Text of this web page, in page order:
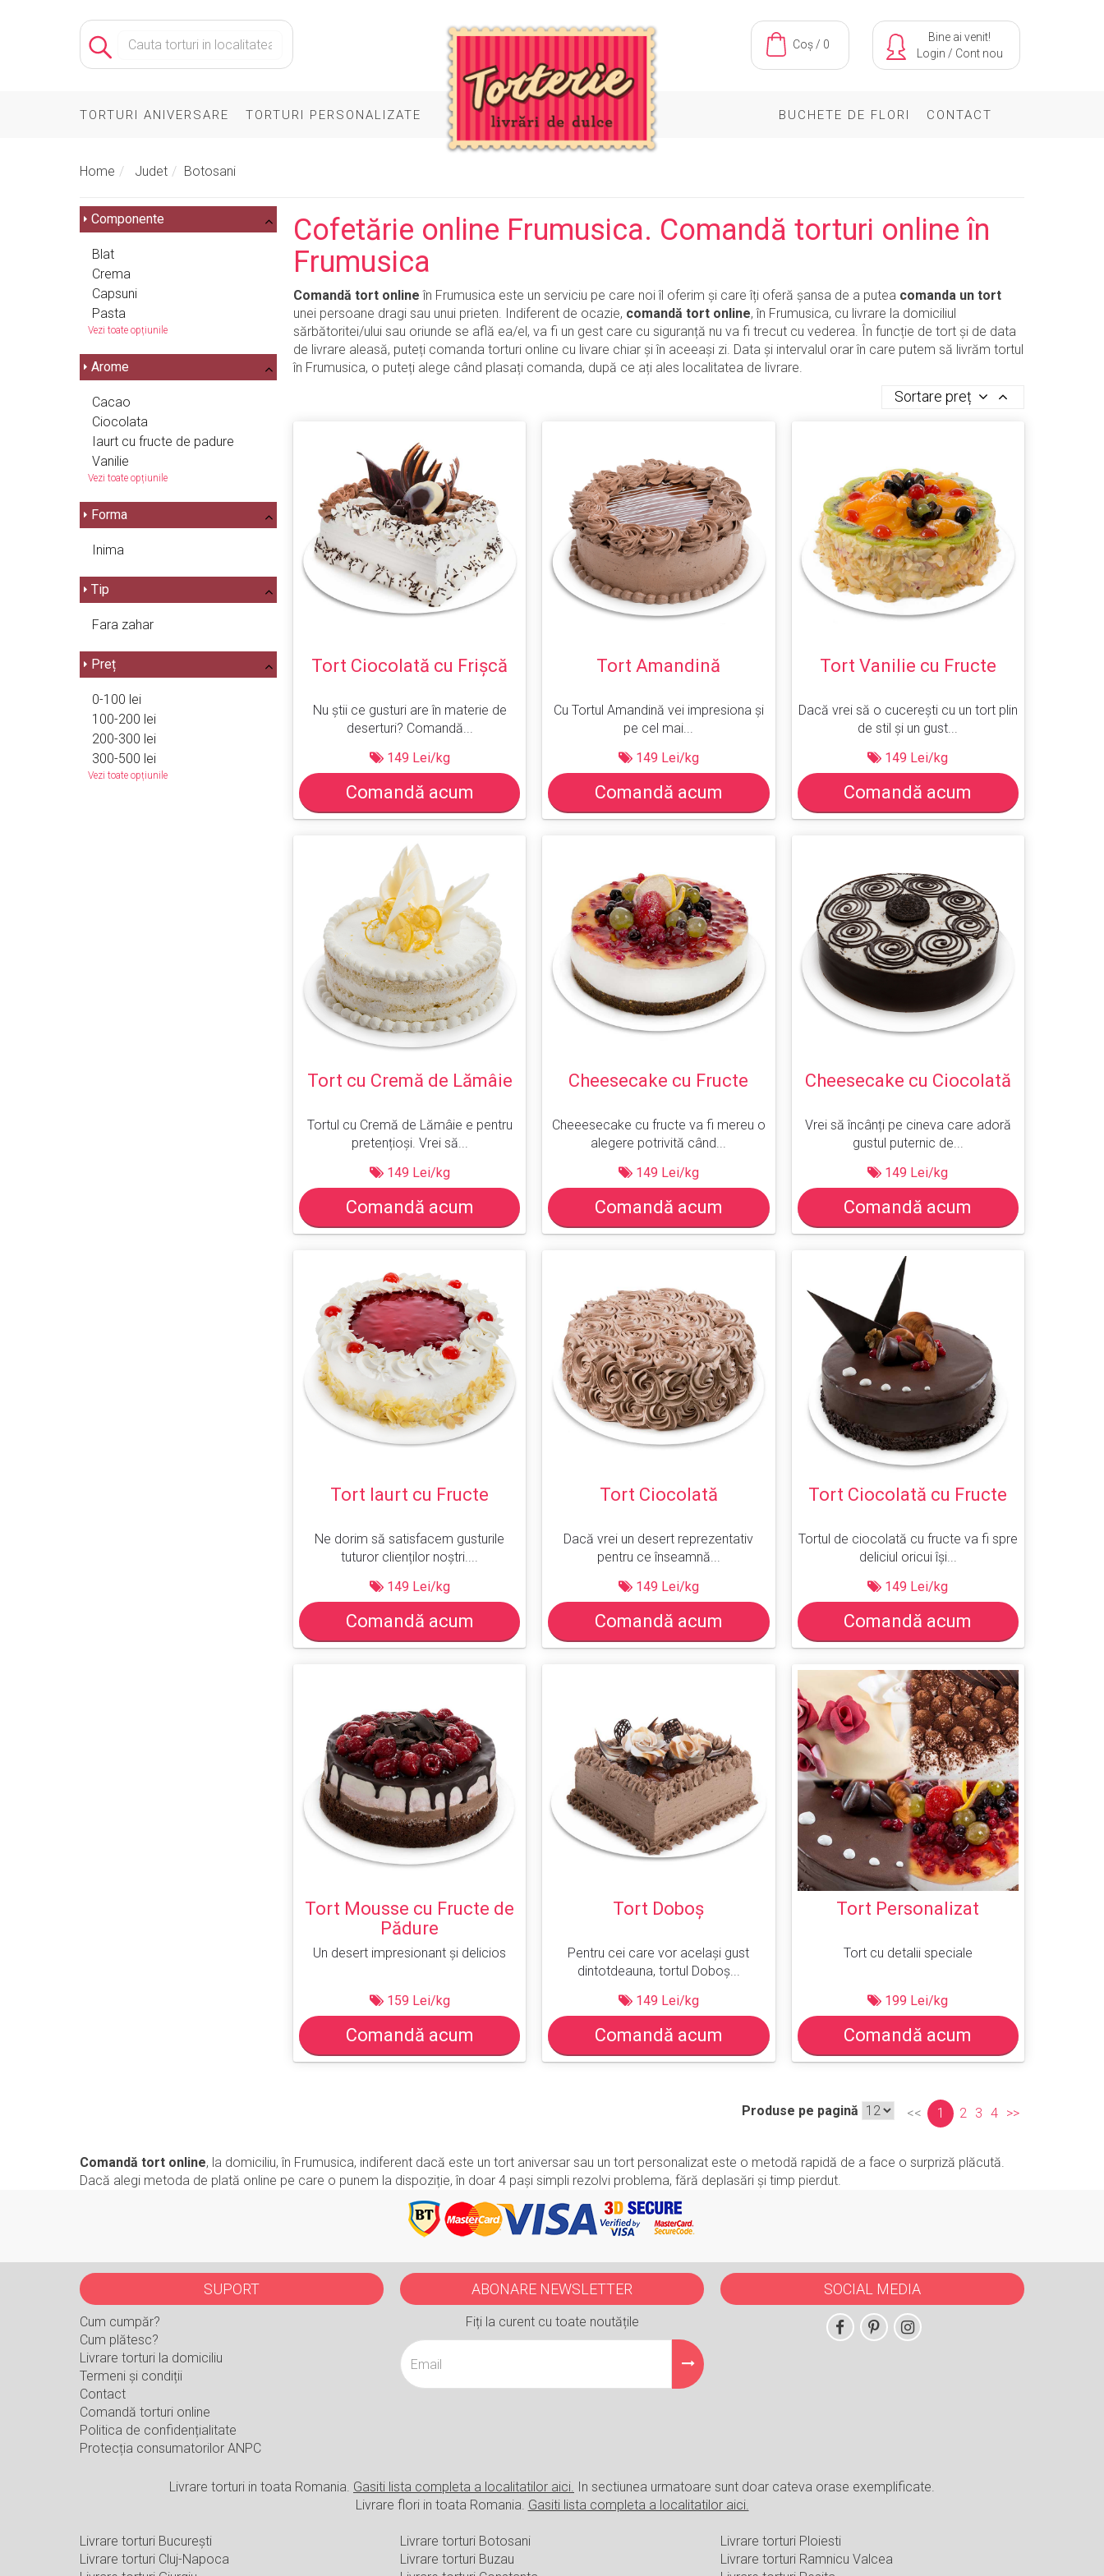
TORTURI ANIVERSARE TORTURI PERSONALIZATE BUCHETE DE FLORI CONTACT
Coș / 0
Bine ai venit!
Login / Cont nou
Home Judet Botosani
Componente
Blat
Crema
Capsuni
Pasta
Vezi toate opțiunile
Arome
Cacao
Ciocolata
Iaurt cu fructe de padure
Vanilie
Vezi toate opțiunile
Forma
Inima
Tip
Fara zahar
Preț
0-100 lei
100-200 lei
200-300 lei
300-500 lei
Vezi toate opțiunile
Cofetărie online Frumusica. Comandă torturi online în
Frumusica
Comandă tort online în Frumusica este un serviciu pe care noi îl oferim și care îți oferă șansa de a putea comanda un tort
unei persoane dragi sau unui prieten. Indiferent de ocazie, comandă tort online, în Frumusica, cu livrare la domiciliul
sărbătoritei/ului sau oriunde se află ea/el, va fi un gest care cu siguranță nu va fi trecut cu vederea. În funcție de tort și de data
de livrare aleasă, puteți comanda torturi online cu livare chiar și în aceeași zi. Data și intervalul orar în care putem să livrăm tortul
în Frumusica, o puteți alege când plasați comanda, după ce ați ales localitatea de livrare.
Sortare preț
Tort Ciocolată cu Frișcă
Nu știi ce gusturi are în materie de
deserturi? Comandă...
149 Lei/kg
Comandă acum
Tort Amandină
Cu Tortul Amandină vei impresiona și
pe cel mai...
149 Lei/kg
Comandă acum
Tort Vanilie cu Fructe
Dacă vrei să o cucerești cu un tort plin
de stil și un gust...
149 Lei/kg
Comandă acum
Tort cu Cremă de Lămâie
Tortul cu Cremă de Lămâie e pentru
pretențioși. Vrei să...
149 Lei/kg
Comandă acum
Cheesecake cu Fructe
Cheeesecake cu fructe va fi mereu o
alegere potrivită când...
149 Lei/kg
Comandă acum
Cheesecake cu Ciocolată
Vrei să încânți pe cineva care adoră
gustul puternic de...
149 Lei/kg
Comandă acum
Tort Iaurt cu Fructe
Ne dorim să satisfacem gusturile
tuturor clienților noștri....
149 Lei/kg
Comandă acum
Tort Ciocolată
Dacă vrei un desert reprezentativ
pentru ce înseamnă...
149 Lei/kg
Comandă acum
Tort Ciocolată cu Fructe
Tortul de ciocolată cu fructe va fi spre
deliciul oricui își...
149 Lei/kg
Comandă acum
Tort Mousse cu Fructe de
Pădure
Un desert impresionant și delicios
159 Lei/kg
Comandă acum
Tort Doboș
Pentru cei care vor același gust
dintotdeauna, tortul Doboș...
149 Lei/kg
Comandă acum
Tort Personalizat
Tort cu detalii speciale
199 Lei/kg
Comandă acum
Produse pe pagină << 1 2 3 4 >>
Comandă tort online, la domiciliu, în Frumusica, indiferent dacă este un tort aniversar sau un tort personalizat este o metodă rapidă de a face o surpriză plăcută.
Dacă alegi metoda de plată online pe care o punem la dispoziție, în doar 4 pași simpli rezolvi problema, fără deplasări și timp pierdut.
SUPORT
Cum cumpăr?
Cum plătesc?
Livrare torturi la domiciliu
Termeni și condiții
Contact
Comandă torturi online
Politica de confidențialitate
Protecția consumatorilor ANPC
ABONARE NEWSLETTER
Fiți la curent cu toate noutățile
SOCIAL MEDIA
Livrare torturi in toata Romania. Gasiti lista completa a localitatilor aici. In sectiunea urmatoare sunt doar cateva orase exemplificate.
Livrare flori in toata Romania. Gasiti lista completa a localitatilor aici.
Livrare torturi București
Livrare torturi Cluj-Napoca
Livrare torturi Botosani
Livrare torturi Buzau
Livrare torturi Ploiesti
Livrare torturi Ramnicu Valcea